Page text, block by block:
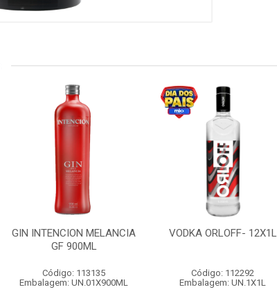
GIN INTENCION MELANCIA
GF 900ML
Código: 113135
Embalagem: UN.01X900ML
VODKA ORLOFF- 12X1L
Código: 112292
Embalagem: UN.1X1L